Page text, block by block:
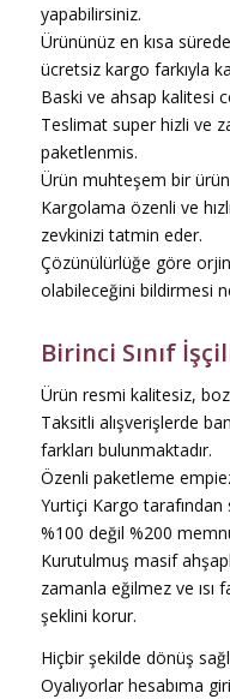
yapabilirsiniz.
Ürününüz en kısa
ücretsiz kargo farkıyla
Baski ve ahsap kalitesi
Teslimat super hizli ve
paketlenmis.
Ürün muhteşem bir
Kargolama özenli ve
zevkinizi tatmin eder.
Çözünülürlüğe göre
olabileceğini bildirmesi
Birinci Sınıf
Ürün resmi kalitesiz,
Taksitli alışverişlerde
farkları bulunmaktadır.
Özenli paketleme
Yurtiçi Kargo tarafından
%100 değil %200
Kurutulmuş masif
zamanla eğilmez ve ısı
şeklini korur.
Hiçbir şekilde dönüş
Oyalıyorlar hesabıma